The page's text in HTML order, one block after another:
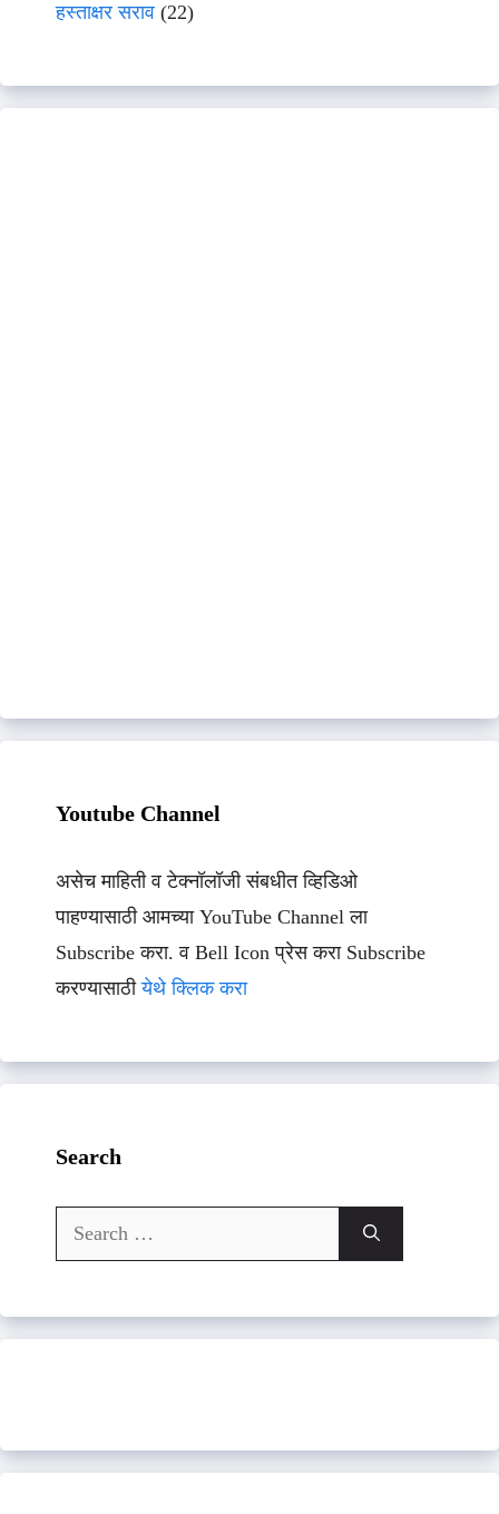
हस्ताक्षर सराव (22)
Youtube Channel
असेच माहिती व टेक्नॉलॉजी संबधीत व्हिडिओ
पाहण्यासाठी आमच्या YouTube Channel ला
Subscribe करा. व Bell Icon प्रेस करा Subscribe
करण्यासाठीयेथे क्लिक करा
Search
Search
for: